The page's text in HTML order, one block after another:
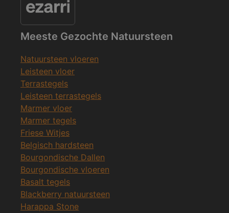
Meeste Gezochte Natuursteen
Natuursteen vloeren
Leisteen vloer
Terrastegels
Leisteen terrastegels
Marmer vloer
Marmer tegels
Friese Witjes
Belgisch hardsteen
Bourgondische Dallen
Bourgondische vloeren
Basalt tegels
Blackberry natuursteen
Harappa Stone